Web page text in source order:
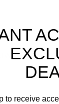
acties
to receive